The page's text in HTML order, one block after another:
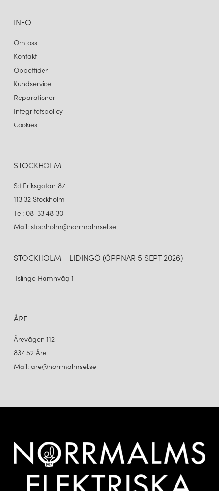
INFO
Om oss
Kontakt
Öppettider
Kundservice
Reparationer
Integritetspolicy
Cookies
STOCKHOLM
S:t Eriksgatan 87
113 32 Stockholm
Tel: 08-33 48 30
Mail: stockholm@norrmalmsel.se
STOCKHOLM – LIDINGÖ (ÖPPNAR 5 SEPT 2026)
Islinge Hamnväg 1
ÅRE
Årevägen 112
837 52 Åre
Mail: are@norrmalmsel.se